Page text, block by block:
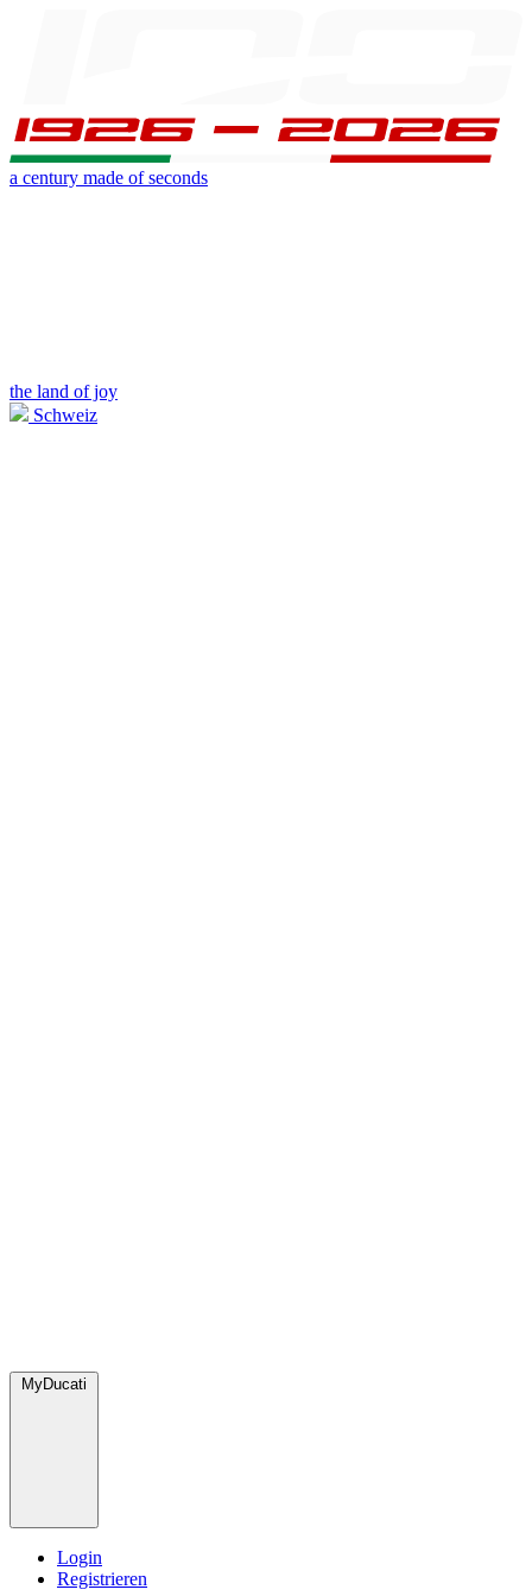
a century made of seconds
the land of joy
Schweiz
MyDucati
Login
Registrieren